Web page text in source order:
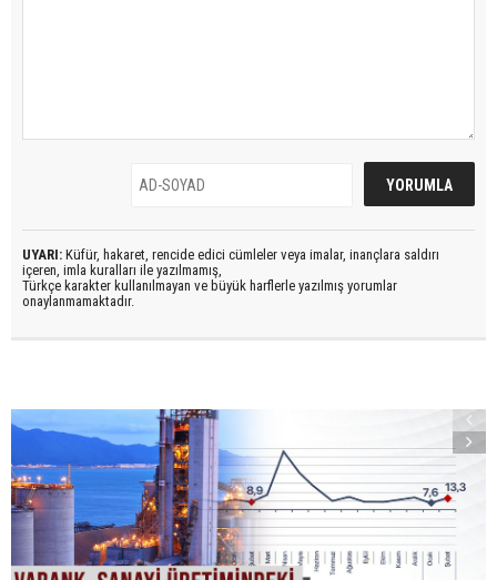
UYARI: Küfür, hakaret, rencide edici cümleler veya imalar, inançlara saldırı
içeren, imla kuralları ile yazılmamış,
Türkçe karakter kullanılmayan ve büyük harflerle yazılmış yorumlar
onaylanmamaktadır.